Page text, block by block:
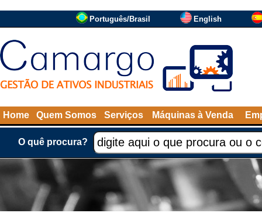
Português/Brasil English
Home Quem Somos Serviços Máquinas à Venda
O quê procura?